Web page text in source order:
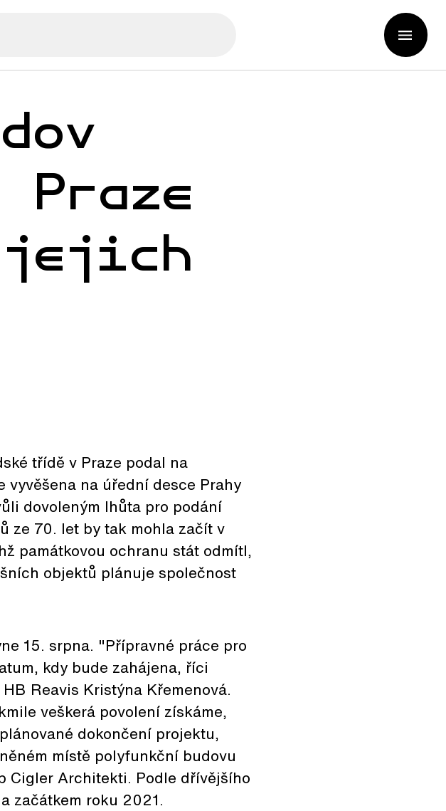
Praze
jejich
třídě v Praze podal na
na úřední desce Prahy
dovoleným lhůta pro podání
ze 70. let by tak mohla začít v
památkovou ochranu stát odmítl,
objektů plánuje společnost
15. srpna. "Přípravné práce pro
kdy bude zahájena, říci
Reavis Kristýna Křemenová.
veškerá povolení získáme,
dokončení projektu,
místě polyfunkční budovu
Cigler Architekti. Podle dřívějšího
začátkem roku 2021.